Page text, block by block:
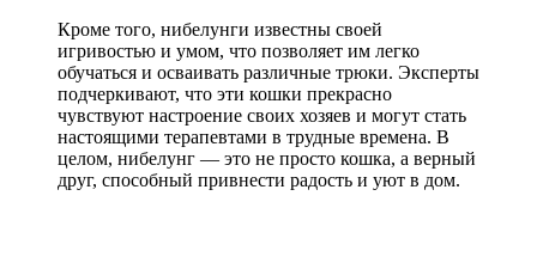
Кроме того, нибелунги известны своей
игривостью и умом, что позволяет им легко
обучаться и осваивать различные трюки. Эксперты
подчеркивают, что эти кошки прекрасно
чувствуют настроение своих хозяев и могут стать
настоящими терапевтами в трудные времена. В
целом, нибелунг — это не просто кошка, а верный
друг, способный привнести радость и уют в дом.